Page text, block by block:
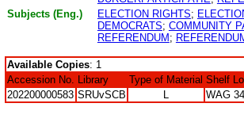
Subjects (Eng.)
ELECTION RIGHTS;
DEMOCRATS; COMMUNITY
REFERENDUM ;
Available Copies: 1
Accession No.
Library Type of Material Shelf
202200000583 SRUvSCB WAG